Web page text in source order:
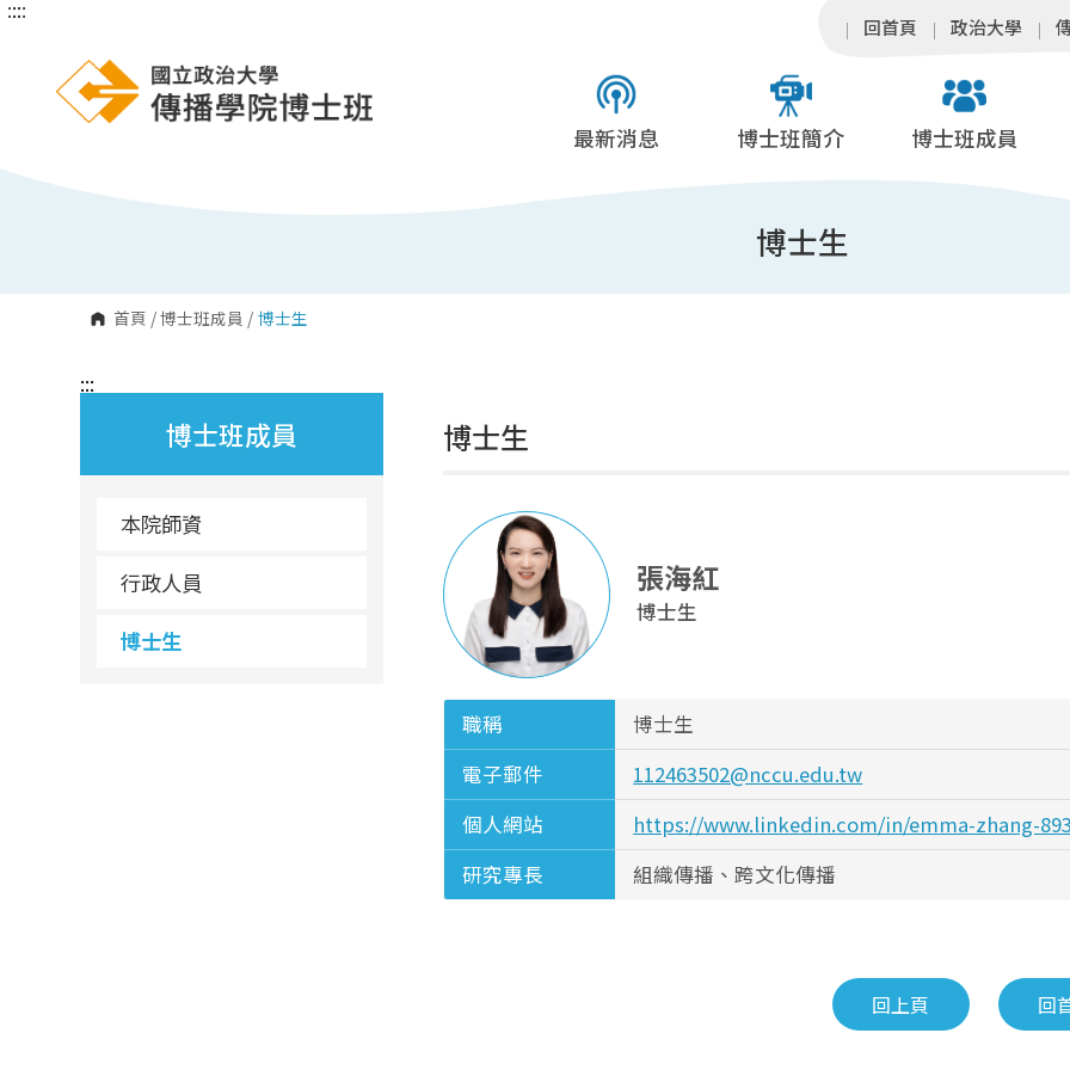
跳
:::
回首頁 政治大學
最新消息 博士班簡介 博士班成員
博士生
首頁 /博士班成員 / 博士生
:::
博士班成員
本院師資
行政人員
博士生
:::
博士生
張海紅
博士生
職稱
博士生
電子郵件
112463502@nccu.edu.tw
個人網站
https://www.linkedin.com/in/emma-zhang-
研究專長
組織傳播、跨文化傳播
回上頁 回